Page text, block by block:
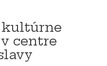
kultúrne
centre